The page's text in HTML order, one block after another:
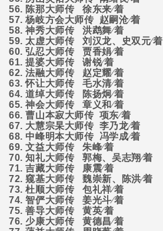
56. 陈那大师传
徐东来∕着
57.杨岐方会大师传
赵嗣沧∕着
58.神秀大师传
洪鹉舞∕着
59. 太虚大师传
刘汉龙、史双元∕着
60.弘忍大师传
贾香娟∕着
61.提婆大师传
谢锐∕着
62.法融大师传
赵定耀∕着
63.怀让大师传
毛水清∕着
64.道绰大师传
陈扬炯∕着
65.神会大师传
章义和∕着
66.曹山本寂大师传 项东∕着
67. 大慧宗杲大师传 李乃龙∕着
68. 中峰明本大师传
冯学成∕着
69.文益大师传
朱峰∕着
70.知礼大师传
郭梅、吴志翔∕着
71.吉藏大师传
康震∕着
72.窥基大师传
魏崇新、陈洪∕着
73.杜顺大师传
包礼祥∕着
74.智俨大师传
姜光斗∕着
75.善导大师传
黄英∕着
76. 少康大师传
黄德昌∕着